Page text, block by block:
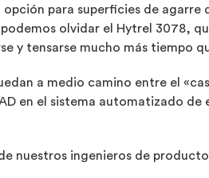
para superficies de
olvidar el Hytrel 3078,
y tensarse mucho más tiempo
a medio camino entre el
en el sistema automatizado de
nuestros ingenieros de